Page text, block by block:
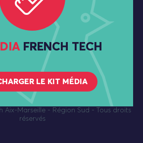
FRENCH TECH
LE KIT MÉDIA
Aix-Marseille - Région Sud - Tous droits
réservés